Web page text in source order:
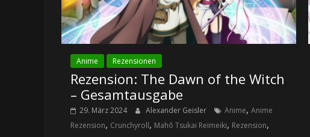
Anime Rezensionen
Rezension: The Dawn of the Witch
– Gesamtausgabe
29. März 2024 Alexander Geisler Anime, Anime
Rezension, Crunchyroll, Mahō Tsukai Reimeiki, Rezension,